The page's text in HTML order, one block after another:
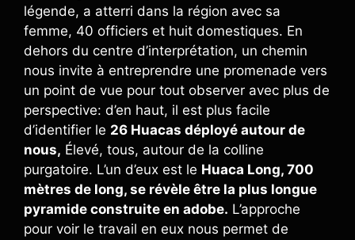
légende, a atterri dans la région avec sa
femme, 40 officiers et huit domestiques. En
dehors du centre d’interprétation, un chemin
nous invite à entreprendre une promenade vers
un point de vue pour tout observer avec plus de
perspective: d’en haut, il est plus facile
d’identifier le 26 Huacas déployé autour de
nous, Élevé, tous, autour de la colline
purgatoire. L’un d’eux est le Huaca Long, 700
mètres de long, se révèle être la plus longue
pyramide construite en adobe. L’approche
pour voir le travail en eux nous permet de